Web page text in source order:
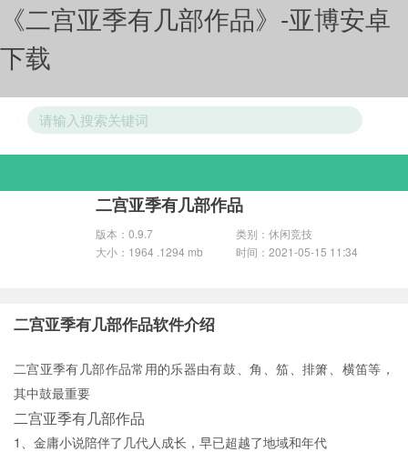
《二宫亚季有几部作品》-亚博安卓
下载
游戏分类
二宫亚季有几部作品
版本：0.9.7
类别：休闲竞技
大小：1964 .1294 mb
时间：2021-05-15 11:34
二宫亚季有几部作品软件介绍
二宫亚季有几部作品常用的乐器由有鼓、角、笳、排箫、横笛等，
其中鼓最重要
二宫亚季有几部作品
1、金庸小说陪伴了几代人成长，早已超越了地域和年代